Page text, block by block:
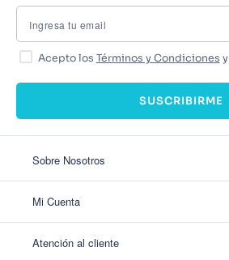
Acepto los Términos y Condiciones y
SUSCRIBIRME
Sobre Nosotros
Nuestas tiendas
Mi Cuenta
Ver mis Pedidos
Atención al cliente